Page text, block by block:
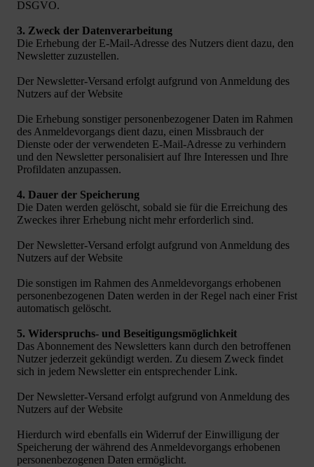
DSGVO.
3. Zweck der Datenverarbeitung
Die Erhebung der E-Mail-Adresse des Nutzers dient dazu, den
Newsletter zuzustellen.
Der Newsletter-Versand erfolgt aufgrund von Anmeldung des
Nutzers auf der Website
Die Erhebung sonstiger personenbezogener Daten im Rahmen
des Anmeldevorgangs dient dazu, einen Missbrauch der
Dienste oder der verwendeten E-Mail-Adresse zu verhindern
und den Newsletter personalisiert auf Ihre Interessen und Ihre
Profildaten anzupassen.
4. Dauer der Speicherung
Die Daten werden gelöscht, sobald sie für die Erreichung des
Zweckes ihrer Erhebung nicht mehr erforderlich sind.
Der Newsletter-Versand erfolgt aufgrund von Anmeldung des
Nutzers auf der Website
Die sonstigen im Rahmen des Anmeldevorgangs erhobenen
personenbezogenen Daten werden in der Regel nach einer Frist
automatisch gelöscht.
5. Widerspruchs- und Beseitigungsmöglichkeit
Das Abonnement des Newsletters kann durch den betroffenen
Nutzer jederzeit gekündigt werden. Zu diesem Zweck findet
sich in jedem Newsletter ein entsprechender Link.
Der Newsletter-Versand erfolgt aufgrund von Anmeldung des
Nutzers auf der Website
Hierdurch wird ebenfalls ein Widerruf der Einwilligung der
Speicherung der während des Anmeldevorgangs erhobenen
personenbezogenen Daten ermöglicht.